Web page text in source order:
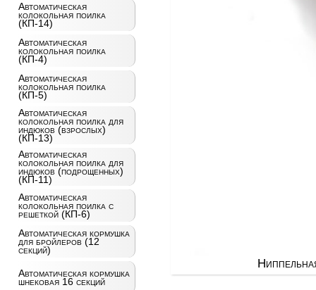
Автоматическая
колокольная поилка
(КП-14)
Автоматическая
колокольная поилка
(КП-4)
Автоматическая
колокольная поилка
(КП-5)
Автоматическая
колокольная поилка для
индюков (взрослых)
(КП-13)
Автоматическая
колокольная поилка для
индюков (подрощенных)
(КП-11)
Автоматическая
колокольная поилка с
решеткой (КП-6)
Автоматическая кормушка
для бройлеров (12
секций)
Автоматическая кормушка
шнековая 16 секций